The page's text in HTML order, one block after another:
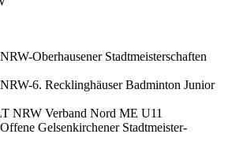
Oberhausener Stadtmeisterschaften
6. Recklinghäuser Badminton Junior
NRW Verband Nord ME U11
Gelsenkirchener Stadtmeister-